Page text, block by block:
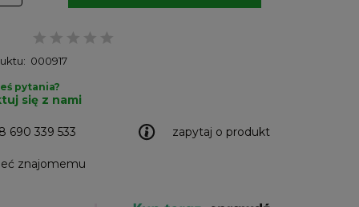
000917
zapytaj o produkt
znajomemu
pytania?
się z nami
690 339 533